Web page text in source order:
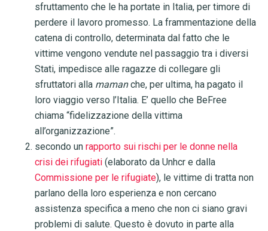
sfruttamento che le ha portate in Italia, per timore di
perdere il lavoro promesso. La frammentazione della
catena di controllo, determinata dal fatto che le
vittime vengono vendute nel passaggio tra i diversi
Stati, impedisce alle ragazze di collegare gli
sfruttatori alla mamanche, per ultima, ha pagato il
loro viaggio verso l’Italia. E’ quello che BeFree
chiama “fidelizzazione della vittima
all’organizzazione”.
secondo un rapporto sui rischi per le donne nella
crisi dei rifugiati(elaborato da Unhcr e dalla
Commissione per le rifugiate), le vittime di tratta non
parlano della loro esperienza e non cercano
assistenza specifica a meno che non ci siano gravi
problemi di salute. Questo è dovuto in parte alla